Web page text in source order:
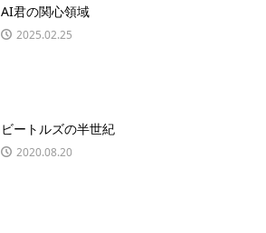
AI君の関心領域
2025.02.25
ビートルズの半世紀
2020.08.20